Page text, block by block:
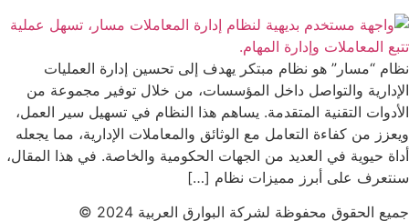
نظام “مسار” هو نظام مبتكر يهدف إلى تحسين إدارة العمليات
الإدارية والتواصل داخل المؤسسات، من خلال توفير مجموعة من
الأدوات التقنية المتقدمة. يساهم هذا النظام في تسهيل سير العمل،
ويعزز من كفاءة التعامل مع الوثائق والمعاملات الإدارية، مما يجعله
أداة حيوية في العديد من الجهات الحكومية والخاصة. في هذا المقال،
سنتعرف على أبرز مميزات نظام […]
جميع الحقوق محفوظة لشركة البوارق العربية 2024 ©